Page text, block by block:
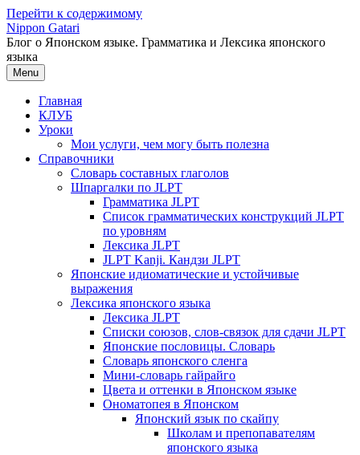
Перейти к содержимому
Nippon Gatari
Блог о Японском языке. Грамматика и Лексика японского
языка
Menu
Главная
КЛУБ
Уроки
Мои услуги, чем могу быть полезна
Справочники
Словарь составных глаголов
Шпаргалки по JLPT
Грамматика JLPT
Список грамматических конструкций JLPT
по уровням
Лексика JLPT
JLPT Kanji. Кандзи JLPT
Японские идиоматические и устойчивые
выражения
Лексика японского языка
Лексика JLPT
Списки союзов, слов-связок для сдачи JLPT
Японские пословицы. Словарь
Словарь японского сленга
Мини-словарь гайрайго
Цвета и оттенки в Японском языке
Ономатопея в Японском
Японский язык по скайпу
Школам и препопавателям
японского языка